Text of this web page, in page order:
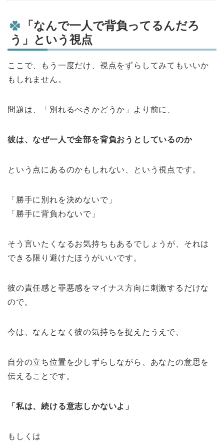
「なんで一人で背負ってるんだろ
う」という視点
ここで、もう一度だけ、視点をずらしてみてもいいか
もしれません。
問題は、「別れるべきかどうか」より前に、
彼は、なぜ一人で全部を背負おうとしているのか
という点にあるのかもしれない、という視点です。
「勝手に別れを決めないで」
「勝手に背負わないで」
そう言いたくなるお気持ちもあるでしょうが、それは
できる限り避けたほうがいいです。
彼の責任感と罪悪感をマイナス方向に刺激するだけな
ので。
今は、なんとなく彼の気持ちを捉えたうえで、
自分の立ち位置を少しずらしながら、あなたの意思を
伝えることです。
「私は、続ける意志しかないよ」
もしくは